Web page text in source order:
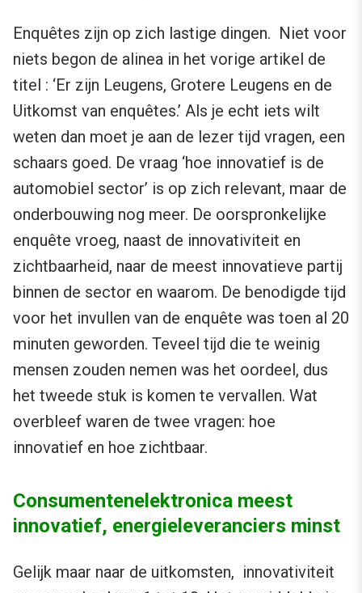
Enquêtes zijn op zich lastige dingen. Niet voor
niets begon de alinea in het vorige artikel de
titel : ‘Er zijn Leugens, Grotere Leugens en de
Uitkomst van enquêtes.’ Als je echt iets wilt
weten dan moet je aan de lezer tijd vragen, een
schaars goed. De vraag ‘hoe innovatief is de
automobiel sector’ is op zich relevant, maar de
onderbouwing nog meer. De oorspronkelijke
enquête vroeg, naast de innovativiteit en
zichtbaarheid, naar de meest innovatieve partij
binnen de sector en waarom. De benodigde tijd
voor het invullen van de enquête was toen al 20
minuten geworden. Teveel tijd die te weinig
mensen zouden nemen was het oordeel, dus
het tweede stuk is komen te vervallen. Wat
overbleef waren de twee vragen: hoe
innovatief en hoe zichtbaar.
Consumentenelektronica meest
innovatief, energieleveranciers minst
Gelijk maar naar de uitkomsten, innovativiteit